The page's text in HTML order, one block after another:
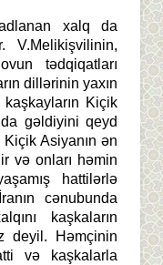
xalq da
V.Melikişvilinin,
tədqiqatları
dillərinin yaxın
Kiçik
gəldiyini qeyd
Asiyanın ən
və onları həmin
hattilərlə
cənubunda
kaşkaların
deyil. Həmçinin
və kaşkalarla